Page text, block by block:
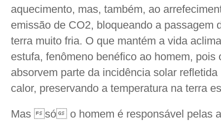
aquecimento, mas, também, ao
emissão de CO2, bloqueando a passagem
terra muito fria. O que mantém a vida
estufa, fenômeno benéfico ao homem, pois
absorvem parte da incidência solar
calor, preservando a temperatura na terra
Mas só o homem é responsável pelas